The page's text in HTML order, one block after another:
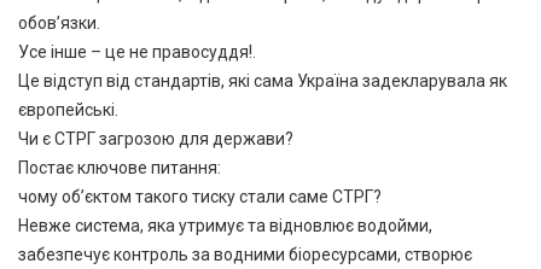
обов’язки.
Усе інше – це не правосуддя!.
Це відступ від стандартів, які сама Україна задекларувала як
європейські.
Чи є СТРГ загрозою для держави?
Постає ключове питання:
чому об’єктом такого тиску стали саме СТРГ?
Невже система, яка утримує та відновлює водойми,
забезпечує контроль за водними біоресурсами, створює